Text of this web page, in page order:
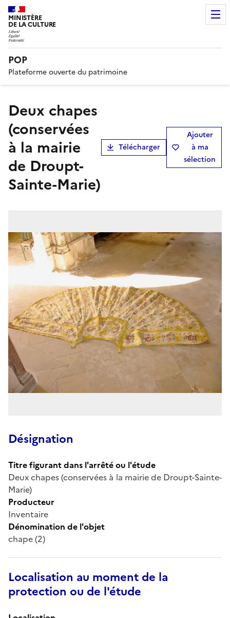
MINISTÈRE
DE LA CULTURE
POP
Plateforme ouverte du patrimoine
Deux chapes
(conservées
à la mairie
de Droupt-
Sainte-Marie)
Télécharger
Ajouter
à ma
sélection
Désignation
Titre figurant dans l'arrêté ou l'étude
Deux chapes (conservées à la mairie de Droupt-Sainte-
Marie)
Producteur
Inventaire
Dénomination de l'objet
chape (2)
Localisation au moment de la
protection ou de l'étude